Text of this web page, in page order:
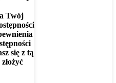
Twój
się z tą